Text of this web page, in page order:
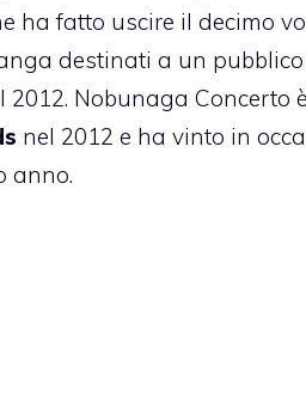
ha fatto uscire il decimo
destinati a un
Nobunaga Concerto
nel 2012 e ha vinto in
anno.